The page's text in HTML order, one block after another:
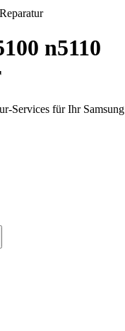
Reparatur
n5110
Services für Ihr Samsung